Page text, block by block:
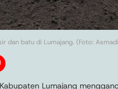
dan batu di Lumajang. (Foto:
Lumajang